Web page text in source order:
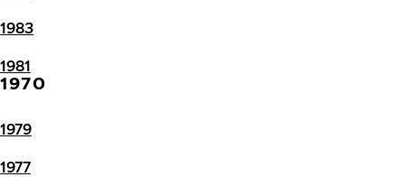
1983
1981
1970
1979
1977